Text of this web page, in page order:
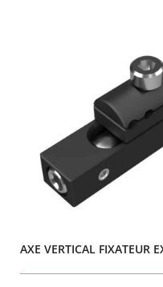
AXE VERTICAL FIXATEUR